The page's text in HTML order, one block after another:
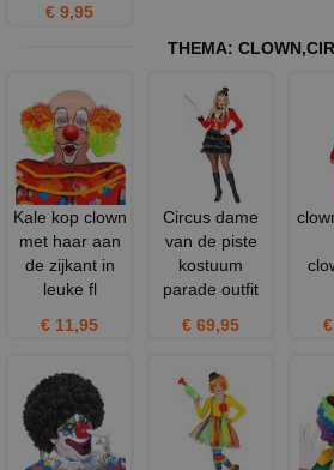
€ 9,95
THEMA: CLOWN,
Kale kop clown
met haar aan
de zijkant in
leuke fl
€ 11,95
Circus dame
van de piste
kostuum
parade outfit
€ 69,95